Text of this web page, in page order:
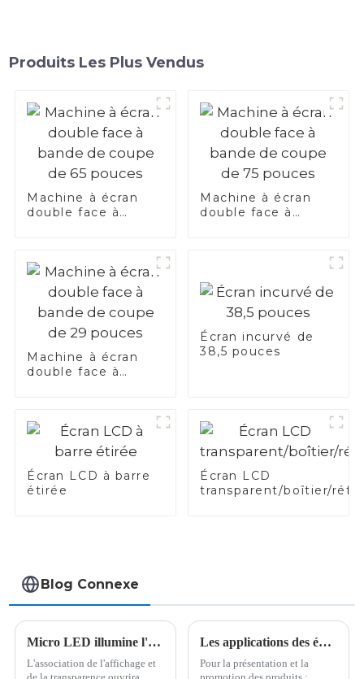
Produits Les Plus Vendus
Machine à écran
double face à
Machine à écran
double face à
Machine à écran
double face à
Écran incurvé de
38,5 pouces
Écran LCD à barre
étirée
Écran LCD
transparent/boîtier/
Blog Connexe
Micro LED illumine l'avenue Burst d'affichage transparent
L'association de l'affichage et
Les applications des écrans transparents sur les distributeurs automatiques
Pour la présentation et la